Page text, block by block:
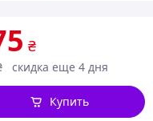
₴
скидка еще 4 дня
Купить